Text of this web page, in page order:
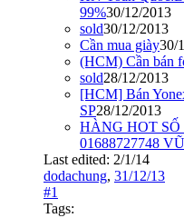
99%30/12/2013
sold30/12/2013
Cần mua giày30/
(HCM) Cần bán
sold28/12/2013
[HCM] Bán
SP28/12/2013
HÀNG HOT
01688727748 VŨ
Last edited: 2/1/14
dodachung, 31/12/13
#1
Tags: